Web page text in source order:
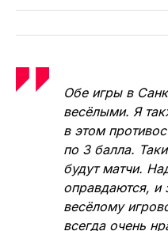
легко забить
Обе игры в
весёлыми. Я